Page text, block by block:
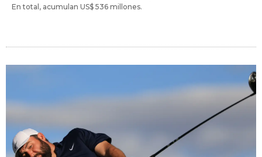
En total, acumulan US$ 536 millones.